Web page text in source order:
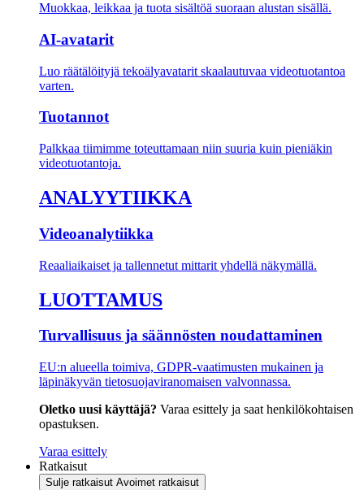
Muokkaa, leikkaa ja tuota sisältöä suoraan alustan sisällä.
AI-avatarit
Luo räätälöityjä tekoälyavatarit skaalautuvaa videotuotantoa
varten.
Tuotannot
Palkkaa tiimimme toteuttamaan niin suuria kuin pieniäkin
videotuotantoja.
ANALYYTIIKKA
Videoanalytiikka
Reaaliaikaiset ja tallennetut mittarit yhdellä näkymällä.
LUOTTAMUS
Turvallisuus ja säännösten noudattaminen
EU:n alueella toimiva, GDPR-vaatimusten mukainen ja
läpinäkyvän tietosuojaviranomaisen valvonnassa.
Oletko uusi käyttäjä? Varaa esittely ja saat henkilökohtaisen
opastuksen.
Varaa esittely
Ratkaisut
Sulje ratkaisut Avoimet ratkaisut